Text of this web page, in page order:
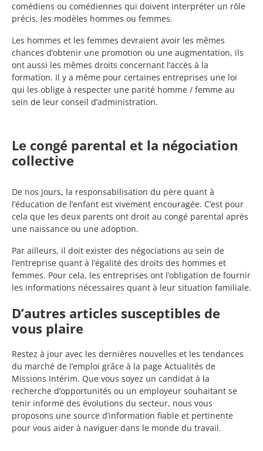
comédiens ou comédiennes qui doivent interpréter un rôle
précis, les modèles hommes ou femmes.
Les hommes et les femmes devraient avoir les mêmes
chances d’obtenir une promotion ou une augmentation, ils
ont aussi les mêmes droits concernant l’accès à la
formation. Il y a même pour certaines entreprises une loi
qui les oblige à respecter une parité homme / femme au
sein de leur conseil d’administration.
Le congé parental et la négociation
collective
De nos jours, la responsabilisation du père quant à
l’éducation de l’enfant est vivement encouragée. C’est pour
cela que les deux parents ont droit au congé parental après
une naissance ou une adoption.
Par ailleurs, il doit exister des négociations au sein de
l’entreprise quant à l’égalité des droits des hommes et
femmes. Pour cela, les entreprises ont l’obligation de fournir
les informations nécessaires quant à leur situation familiale.
D’autres articles susceptibles de
vous plaire
Restez à jour avec les dernières nouvelles et les tendances
du marché de l’emploi grâce à la page Actualités de
Missions Intérim. Que vous soyez un candidat à la
recherche d’opportunités ou un employeur souhaitant se
tenir informé des évolutions du secteur, nous vous
proposons une source d’information fiable et pertinente
pour vous aider à naviguer dans le monde du travail.